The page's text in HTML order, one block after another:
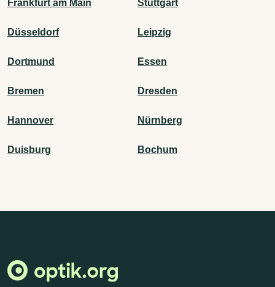
Frankfurt am Main Stuttgart
Düsseldorf Leipzig
Dortmund Essen
Bremen Dresden
Hannover Nürnberg
Duisburg Bochum